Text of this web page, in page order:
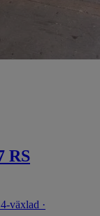
RS
växlad ·